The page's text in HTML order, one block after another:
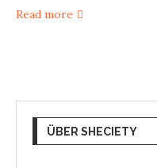
Read more
ÜBER SHECIETY